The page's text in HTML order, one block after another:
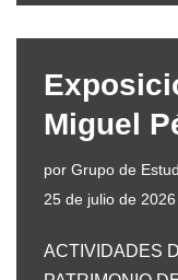
Miguel
por Grupo de
25 de julio de 2026
ACTIVIDADES